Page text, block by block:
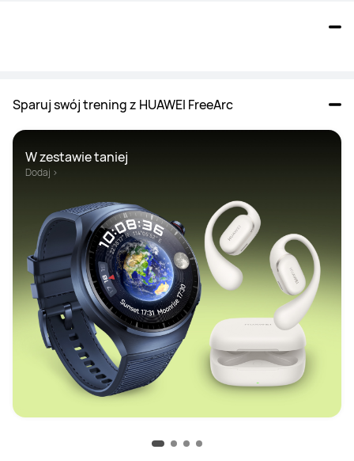
Sparuj swój trening z HUAWEI FreeArc
W zestawie taniej
Dodaj >